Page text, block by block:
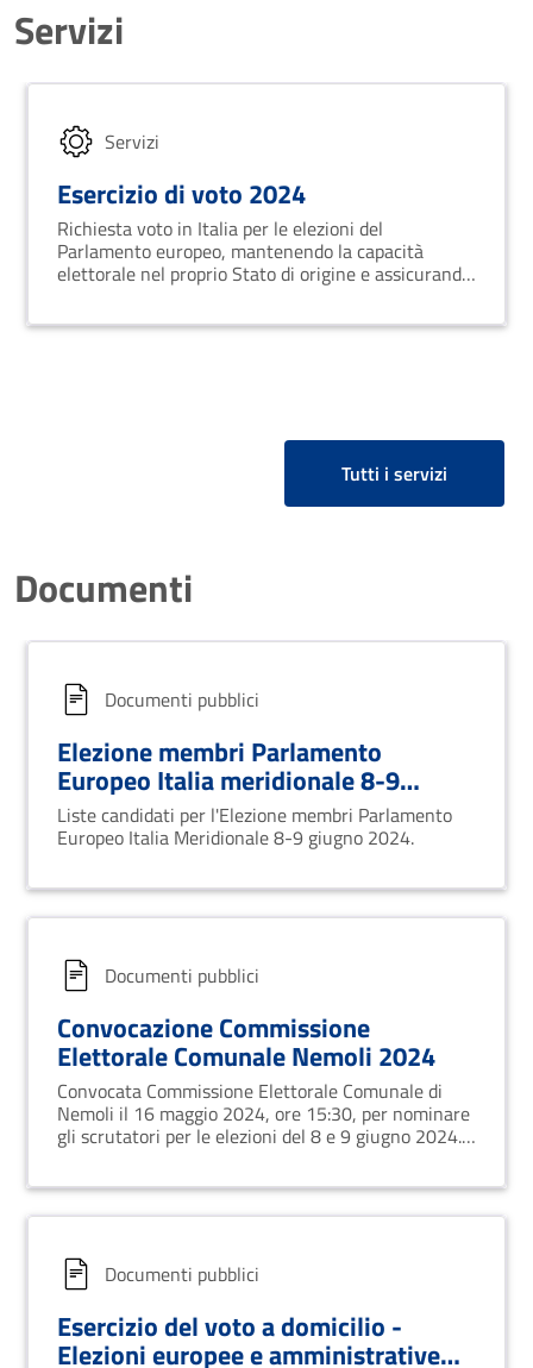
Servizi
Servizi
Esercizio di voto 2024
Richiesta voto in Italia per le elezioni del
Parlamento europeo, mantenendo la capacità
elettorale nel proprio Stato di origine e assicurando
comportino la perdita dell'elettorato attivo in tale
Tutti i servizi
Documenti
Documenti pubblici
Elezione membri Parlamento
Europeo Italia meridionale 8-9
giugno 2024
Liste candidati per l'Elezione membri Parlamento
Europeo Italia Meridionale 8-9 giugno 2024.
Documenti pubblici
Convocazione Commissione
Elettorale Comunale Nemoli 2024
Convocata Commissione Elettorale Comunale di
Nemoli il 16 maggio 2024, ore 15:30, per nominare
gli scrutatori per le elezioni del 8 e 9 giugno 2024.
Documenti pubblici
Esercizio del voto a domicilio -
Elezioni europee e amministrative